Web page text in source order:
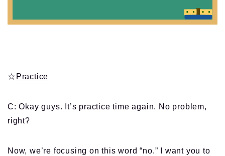
☆ Practice
C: Okay guys. It’s practice time again. No problem,
right?
Now, we’re focusing on this word “no.” I want you to